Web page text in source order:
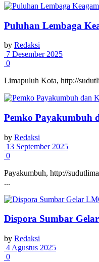
Puluhan Lembaga
by Redaksi
7 Desember 2025
0
Limapuluh Kota, http://
Pemko Payakumbuh
by Redaksi
13 September 2025
0
Payakumbuh, http://
...
Dispora Sumbar
by Redaksi
4 Agustus 2025
0